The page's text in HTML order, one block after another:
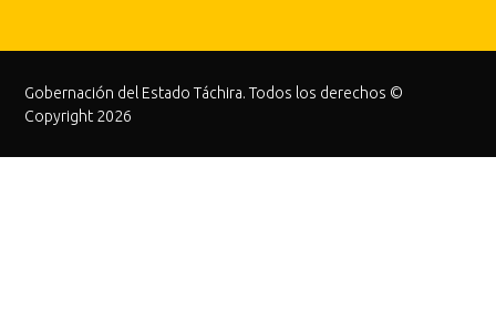
Gobernación del Estado Táchira. Todos los derechos ©
Copyright 2026